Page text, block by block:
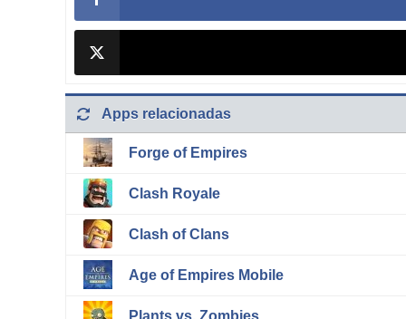
Apps relacionadas
Forge of Empires
Clash Royale
Clash of Clans
Age of Empires Mobile
Plants vs. Zombies